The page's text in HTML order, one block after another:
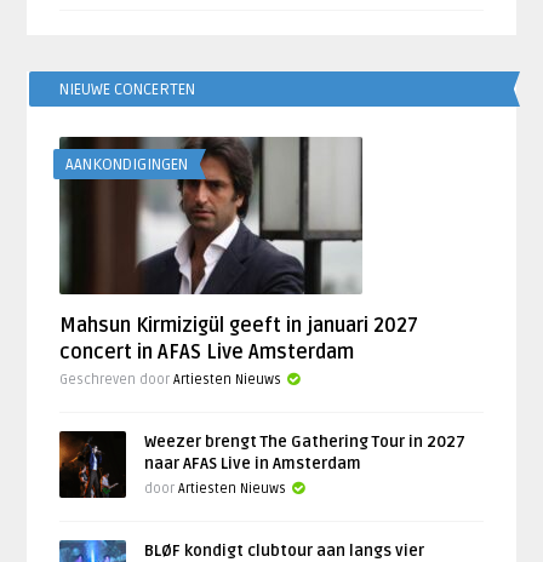
NIEUWE CONCERTEN
AANKONDIGINGEN
Mahsun Kirmizigül geeft in januari 2027
concert in AFAS Live Amsterdam
Geschreven doorArtiesten Nieuws
Weezer brengt The Gathering Tour in 2027
naar AFAS Live in Amsterdam
doorArtiesten Nieuws
BLØF kondigt clubtour aan langs vier